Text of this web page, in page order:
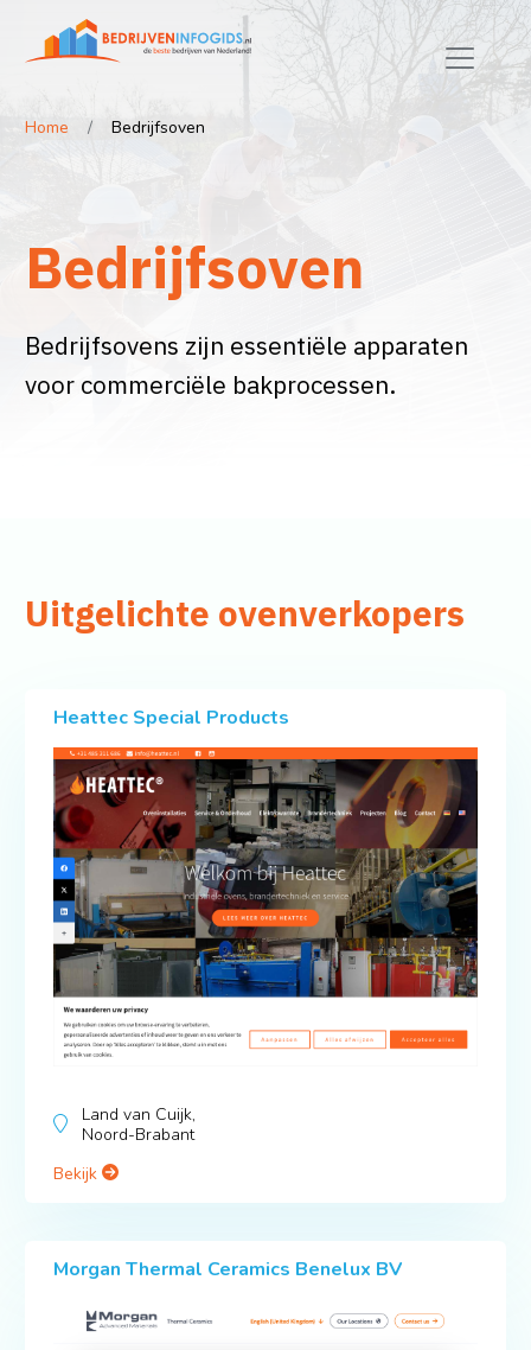
Home Bedrijfsoven
Bedrijfsoven
Bedrijfsovens zijn essentiële apparaten
voor commerciële bakprocessen.
Uitgelichte ovenverkopers
Heattec Special Products
Land van Cuijk,
Noord-Brabant
Bekijk
Morgan Thermal Ceramics Benelux BV